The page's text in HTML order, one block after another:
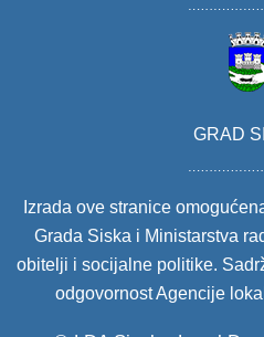
GRAD
Izrada ove stranice
Grada Siska i Ministarstva
obitelji i socijalne politike.
odgovornost Agencije